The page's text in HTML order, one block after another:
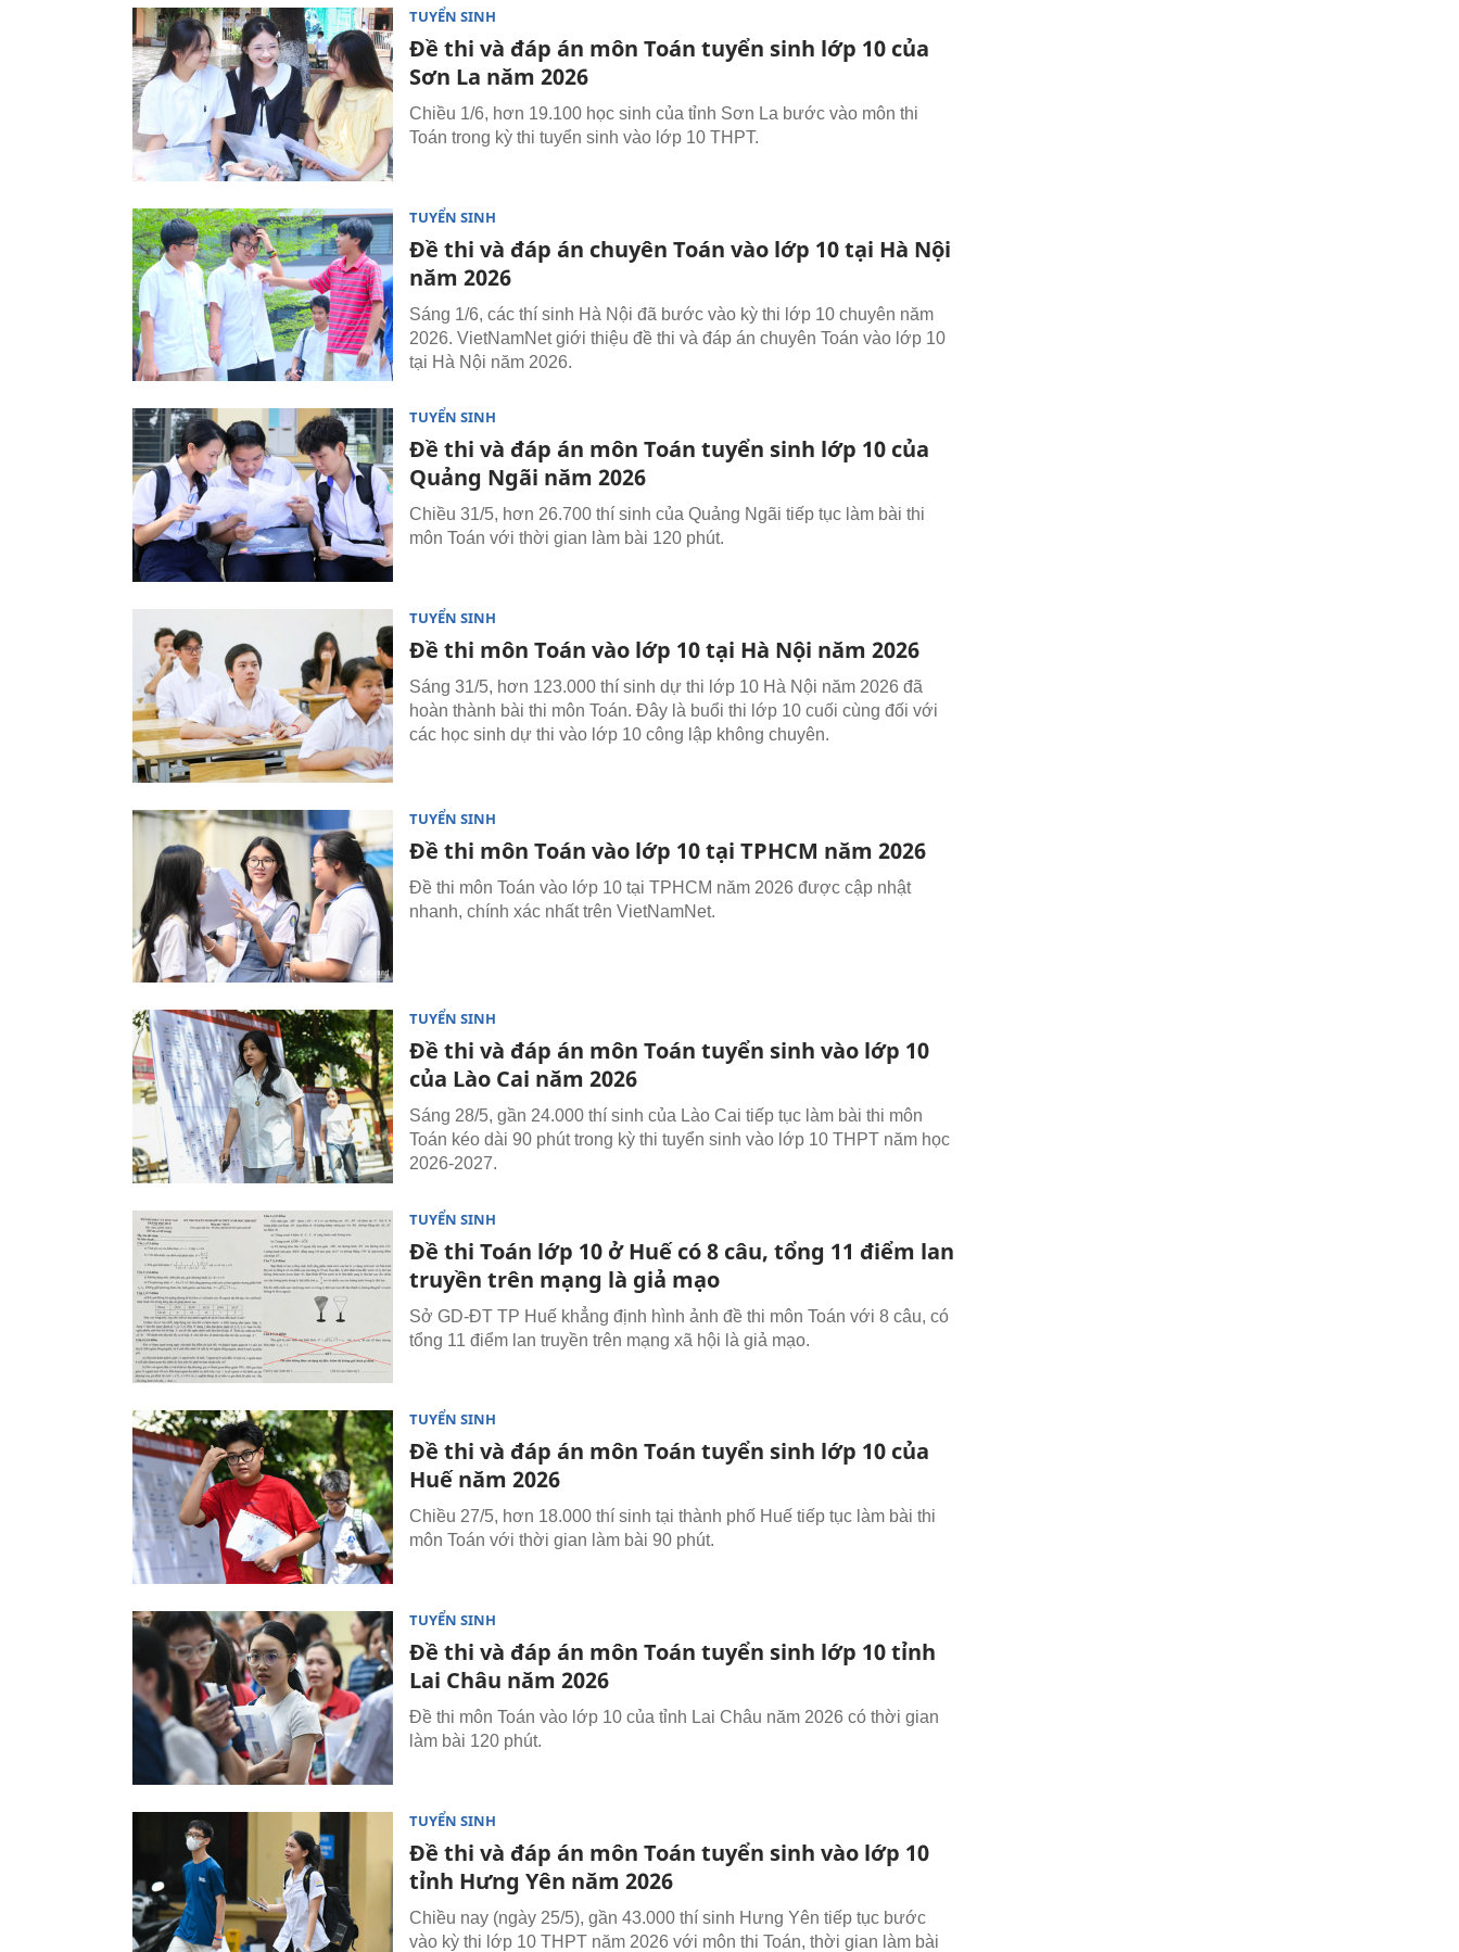
TUYỂN SINH
Đề thi và đáp án môn Toán tuyển sinh lớp 10 của
Sơn La năm 2026
Chiều 1/6, hơn 19.100 học sinh của tỉnh Sơn La bước vào môn thi
Toán trong kỳ thi tuyển sinh vào lớp 10 THPT.
TUYỂN SINH
Đề thi và đáp án chuyên Toán vào lớp 10 tại Hà Nội
năm 2026
Sáng 1/6, các thí sinh Hà Nội đã bước vào kỳ thi lớp 10 chuyên năm
2026. VietNamNet giới thiệu đề thi và đáp án chuyên Toán vào lớp 10
tại Hà Nội năm 2026.
TUYỂN SINH
Đề thi và đáp án môn Toán tuyển sinh lớp 10 của
Quảng Ngãi năm 2026
Chiều 31/5, hơn 26.700 thí sinh của Quảng Ngãi tiếp tục làm bài thi
môn Toán với thời gian làm bài 120 phút.
TUYỂN SINH
Đề thi môn Toán vào lớp 10 tại Hà Nội năm 2026
Sáng 31/5, hơn 123.000 thí sinh dự thi lớp 10 Hà Nội năm 2026 đã
hoàn thành bài thi môn Toán. Đây là buổi thi lớp 10 cuối cùng đối với
các học sinh dự thi vào lớp 10 công lập không chuyên.
TUYỂN SINH
Đề thi môn Toán vào lớp 10 tại TPHCM năm 2026
Đề thi môn Toán vào lớp 10 tại TPHCM năm 2026 được cập nhật
nhanh, chính xác nhất trên VietNamNet.
TUYỂN SINH
Đề thi và đáp án môn Toán tuyển sinh vào lớp 10
của Lào Cai năm 2026
Sáng 28/5, gần 24.000 thí sinh của Lào Cai tiếp tục làm bài thi môn
Toán kéo dài 90 phút trong kỳ thi tuyển sinh vào lớp 10 THPT năm học
2026-2027.
TUYỂN SINH
Đề thi Toán lớp 10 ở Huế có 8 câu, tổng 11 điểm lan
truyền trên mạng là giả mạo
Sở GD-ĐT TP Huế khẳng định hình ảnh đề thi môn Toán với 8 câu, có
tổng 11 điểm lan truyền trên mạng xã hội là giả mạo.
TUYỂN SINH
Đề thi và đáp án môn Toán tuyển sinh lớp 10 của
Huế năm 2026
Chiều 27/5, hơn 18.000 thí sinh tại thành phố Huế tiếp tục làm bài thi
môn Toán với thời gian làm bài 90 phút.
TUYỂN SINH
Đề thi và đáp án môn Toán tuyển sinh lớp 10 tỉnh
Lai Châu năm 2026
Đề thi môn Toán vào lớp 10 của tỉnh Lai Châu năm 2026 có thời gian
làm bài 120 phút.
TUYỂN SINH
Đề thi và đáp án môn Toán tuyển sinh vào lớp 10
tỉnh Hưng Yên năm 2026
Chiều nay (ngày 25/5), gần 43.000 thí sinh Hưng Yên tiếp tục bước
vào kỳ thi lớp 10 THPT năm 2026 với môn thi Toán, thời gian làm bài